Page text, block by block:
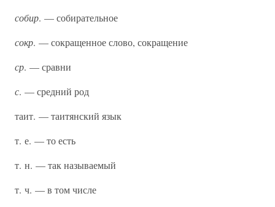
собир. — собирательное
сокр. — сокращенное слово, сокращение
ср. — сравни
с. — средний род
таит. — таитянский язык
т. е. — то есть
т. н. — так называемый
т. ч. — в том числе